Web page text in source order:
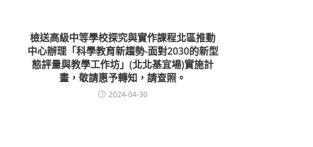
檢送高級中等學校探究與實作課程北區推動
中心辦理「科學教育新趨勢-面對2030的新型
態評量與教學工作坊」(北北基宜場)實施計
畫，敬請惠予轉知，請查照。
2024-04-30